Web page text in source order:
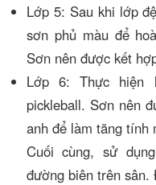
Lớp 5: Sau khi lớp
sơn phủ màu để
Sơn nên được kết
Lớp 6: Thực hiện
pickleball. Sơn nên
anh để làm tăng tính
Cuối cùng, sử
đường biên trên